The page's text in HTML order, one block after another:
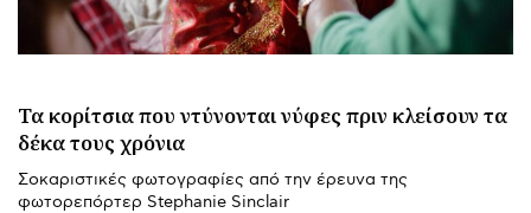
Τα κορίτσια που ντύνονται νύφες πριν κλείσουν τα
δέκα τους χρόνια
Σοκαριστικές φωτογραφίες από την έρευνα της
φωτορεπόρτερ Stephanie Sinclair